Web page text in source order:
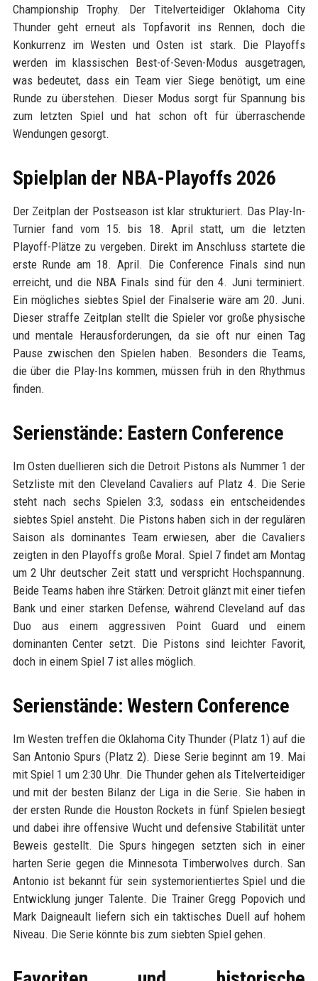
Championship Trophy. Der Titelverteidiger Oklahoma City
Thunder geht erneut als Topfavorit ins Rennen, doch die
Konkurrenz im Westen und Osten ist stark. Die Playoffs
werden im klassischen Best-of-Seven-Modus ausgetragen,
was bedeutet, dass ein Team vier Siege benötigt, um eine
Runde zu überstehen. Dieser Modus sorgt für Spannung bis
zum letzten Spiel und hat schon oft für überraschende
Wendungen gesorgt.
Spielplan der NBA-Playoffs 2026
Der Zeitplan der Postseason ist klar strukturiert. Das Play-In-
Turnier fand vom 15. bis 18. April statt, um die letzten
Playoff-Plätze zu vergeben. Direkt im Anschluss startete die
erste Runde am 18. April. Die Conference Finals sind nun
erreicht, und die NBA Finals sind für den 4. Juni terminiert.
Ein mögliches siebtes Spiel der Finalserie wäre am 20. Juni.
Dieser straffe Zeitplan stellt die Spieler vor große physische
und mentale Herausforderungen, da sie oft nur einen Tag
Pause zwischen den Spielen haben. Besonders die Teams,
die über die Play-Ins kommen, müssen früh in den Rhythmus
finden.
Serienstände: Eastern Conference
Im Osten duellieren sich die Detroit Pistons als Nummer 1 der
Setzliste mit den Cleveland Cavaliers auf Platz 4. Die Serie
steht nach sechs Spielen 3:3, sodass ein entscheidendes
siebtes Spiel ansteht. Die Pistons haben sich in der regulären
Saison als dominantes Team erwiesen, aber die Cavaliers
zeigten in den Playoffs große Moral. Spiel 7 findet am Montag
um 2 Uhr deutscher Zeit statt und verspricht Hochspannung.
Beide Teams haben ihre Stärken: Detroit glänzt mit einer tiefen
Bank und einer starken Defense, während Cleveland auf das
Duo aus einem aggressiven Point Guard und einem
dominanten Center setzt. Die Pistons sind leichter Favorit,
doch in einem Spiel 7 ist alles möglich.
Serienstände: Western Conference
Im Westen treffen die Oklahoma City Thunder (Platz 1) auf die
San Antonio Spurs (Platz 2). Diese Serie beginnt am 19. Mai
mit Spiel 1 um 2:30 Uhr. Die Thunder gehen als Titelverteidiger
und mit der besten Bilanz der Liga in die Serie. Sie haben in
der ersten Runde die Houston Rockets in fünf Spielen besiegt
und dabei ihre offensive Wucht und defensive Stabilität unter
Beweis gestellt. Die Spurs hingegen setzten sich in einer
harten Serie gegen die Minnesota Timberwolves durch. San
Antonio ist bekannt für sein systemorientiertes Spiel und die
Entwicklung junger Talente. Die Trainer Gregg Popovich und
Mark Daigneault liefern sich ein taktisches Duell auf hohem
Niveau. Die Serie könnte bis zum siebten Spiel gehen.